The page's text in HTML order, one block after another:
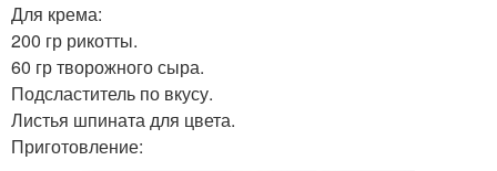
Для крема:
200 гр рикотты.
60 гр творожного сыра.
Подсластитель по вкусу.
Листья шпината для цвета.
Приготовление: